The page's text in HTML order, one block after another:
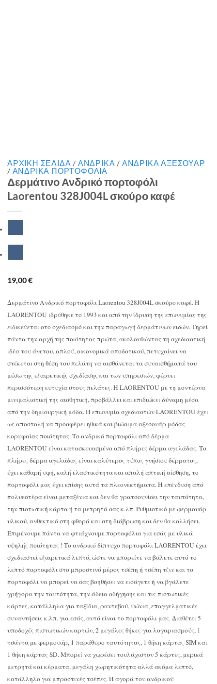
ΑΡΧΙΚΉ ΣΕΛΊΔΑ / ΑΝΔΡΙΚΑ / ΑΝΔΡΙΚΑ ΑΞΕΣΟΥΑΡ
/ ΑΝΔΡΙΚΑ ΠΟΡΤΟΦΟΛΙΑ
Δερμάτινο Ανδρικό πορτοφόλι
Laorentou 328J004L σκούρο καφέ
19,00€
Δερμάτινο Ανδρικό πορτοφόλι Laorentou 328J004L σκούρο καφέ. Η
LAORENTOU ιδρύθηκε το 1993 και από την ίδρυση της επωνυμίας της
ειδικεύεται στο σχεδιασμό και την παραγωγή δερμάτινων ειδών. Τηρεί
πάντα την αρχή της ποιότητας πρώτα, ακολουθώντας τη σχεδιαστική
ιδέα του άνετου, απλού, οικονομικά αποδοτικού, πετυχαίνει να
στέκεται στη θέση του πελάτη να αισθάνεται τα συναισθήματά του
μέσω της εξαιρετικής σχεδίασης και των υπηρεσιών, φέρνει
περισσότερη ευτυχία στους πελάτες. Η LAORENTOU με τη μοντέρνα
μινιμαλιστική της αισθητική, προβάλλει και επιδιώκει δύναμη μέσα
από την δημιουργική μόδα. Η επωνυμία σχεδιαστών LAORENTOU έχει
ως αποστολή να προσφέρει ηθικά και βιώσιμα αξεσουάρ μόδας
κορυφαίας ποιότητας. Το ανδρικό πορτοφόλι από δέρμα
LAORENTOU είναι κατασκευασμένο από πλήρες δέρμα αγελάδας. Το
πλήρες δέρμα αγελάδας είναι καλύτερος τύπος γνήσιου δέρματος,
έχει καθαρή υφή, καλή ελαστικότητα και απαλή απτική αίσθηση, το
πορτοφόλι μας έχει επίσης αυτά τα πλεονεκτήματα. Η επένδυση από
πολυεστέρα είναι μεταξένια και δεν θα γρατσουνίσει την ταυτότητα,
την πιστωτική κάρτα ή τα μετρητά σας κ.λπ. Ρυθμιστικό με φερμουάρ
υλικού, ανθεκτικό στη φθορά και στη διάβρωση και δεν θα κολλήσει.
Επιμένουμε πάντα να φτιάχνουμε πορτοφόλια για εσάς με υλικά
υψηλής ποιότητας ! Το ανδρικό δίπτυχο πορτοφόλι LAORENTOU έχει
σχεδιαστεί εξαιρετικά λεπτό, ώστε να μπορείτε να βάλετε αυτό το
λεπτό πορτοφόλι στο μπροστινό μέρος τσέπη ή τσέπη τζιν και το
πορτοφόλι να μπορεί να σας βοηθήσει να εισάγετε ή να βγάλετε
γρήγορα την ταυτότητα, την άδεια οδήγησης και τις πιστωτικές
κάρτες, κατάλληλα για ταξίδια, ραντεβού, ψώνια, επαγγελματικές
συναντήσεις κ.λπ. για εσάς, αυτό είναι το πορτοφόλι μας. Διαθέτει 5
υποδοχές πιστωτικών καρτών, 2 μεγάλες θήκες για λογαριασμούς, 1
τσάντα με φερμουάρ, 1 παράθυρο ταυτότητας, 1 θήκη κάρτας SIM και
1 θήκη κάρτας SD. Μπορεί να χωρέσει τουλάχιστον 5 κάρτες, μερικά
μετρητά και κέρματα, μεγάλη χωρητικότητα αλλά ακόμα λεπτό,
κατάλληλο για μπροστινές τσέπες. Η αγορά του ανδρικού